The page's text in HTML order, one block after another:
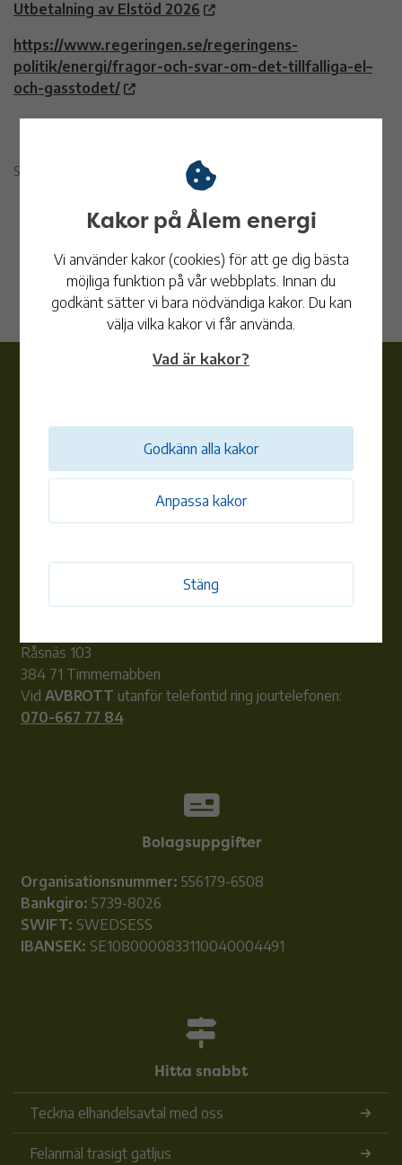
Utbetalning av Elstöd 2026
https://www.regeringen.se/regeringens-
politik/energi/fragor-och-svar-om-det-tillfalliga-el–
och-gasstodet/
Sidan publicerades 21 maj 2026
010-353 83 62
Ordinarie telefon- och besökstid:
Tors, Fre 10:00-12:00
E-post:info@alemenergi.se
Råsnäs 103
384 71 Timmernabben
Vid AVBROTT utanför telefontid ring jourtelefonen:
070-667 77 84
Bolagsuppgifter
Organisationsnummer: 556179-6508
Bankgiro: 5739-8026
SWIFT: SWEDSESS
IBANSEK: SE1080000833110040004491
Hitta snabbt
Teckna elhandelsavtal med oss
Felanmäl trasigt gatljus
Kakor på Ålem energi
Vi använder kakor (cookies) för att ge dig bästa
möjliga funktion på vår webbplats. Innan du
godkänt sätter vi bara nödvändiga kakor. Du kan
välja vilka kakor vi får använda.
Vad är kakor?
Anpassa kakor
Stäng
Godkänn alla kakor